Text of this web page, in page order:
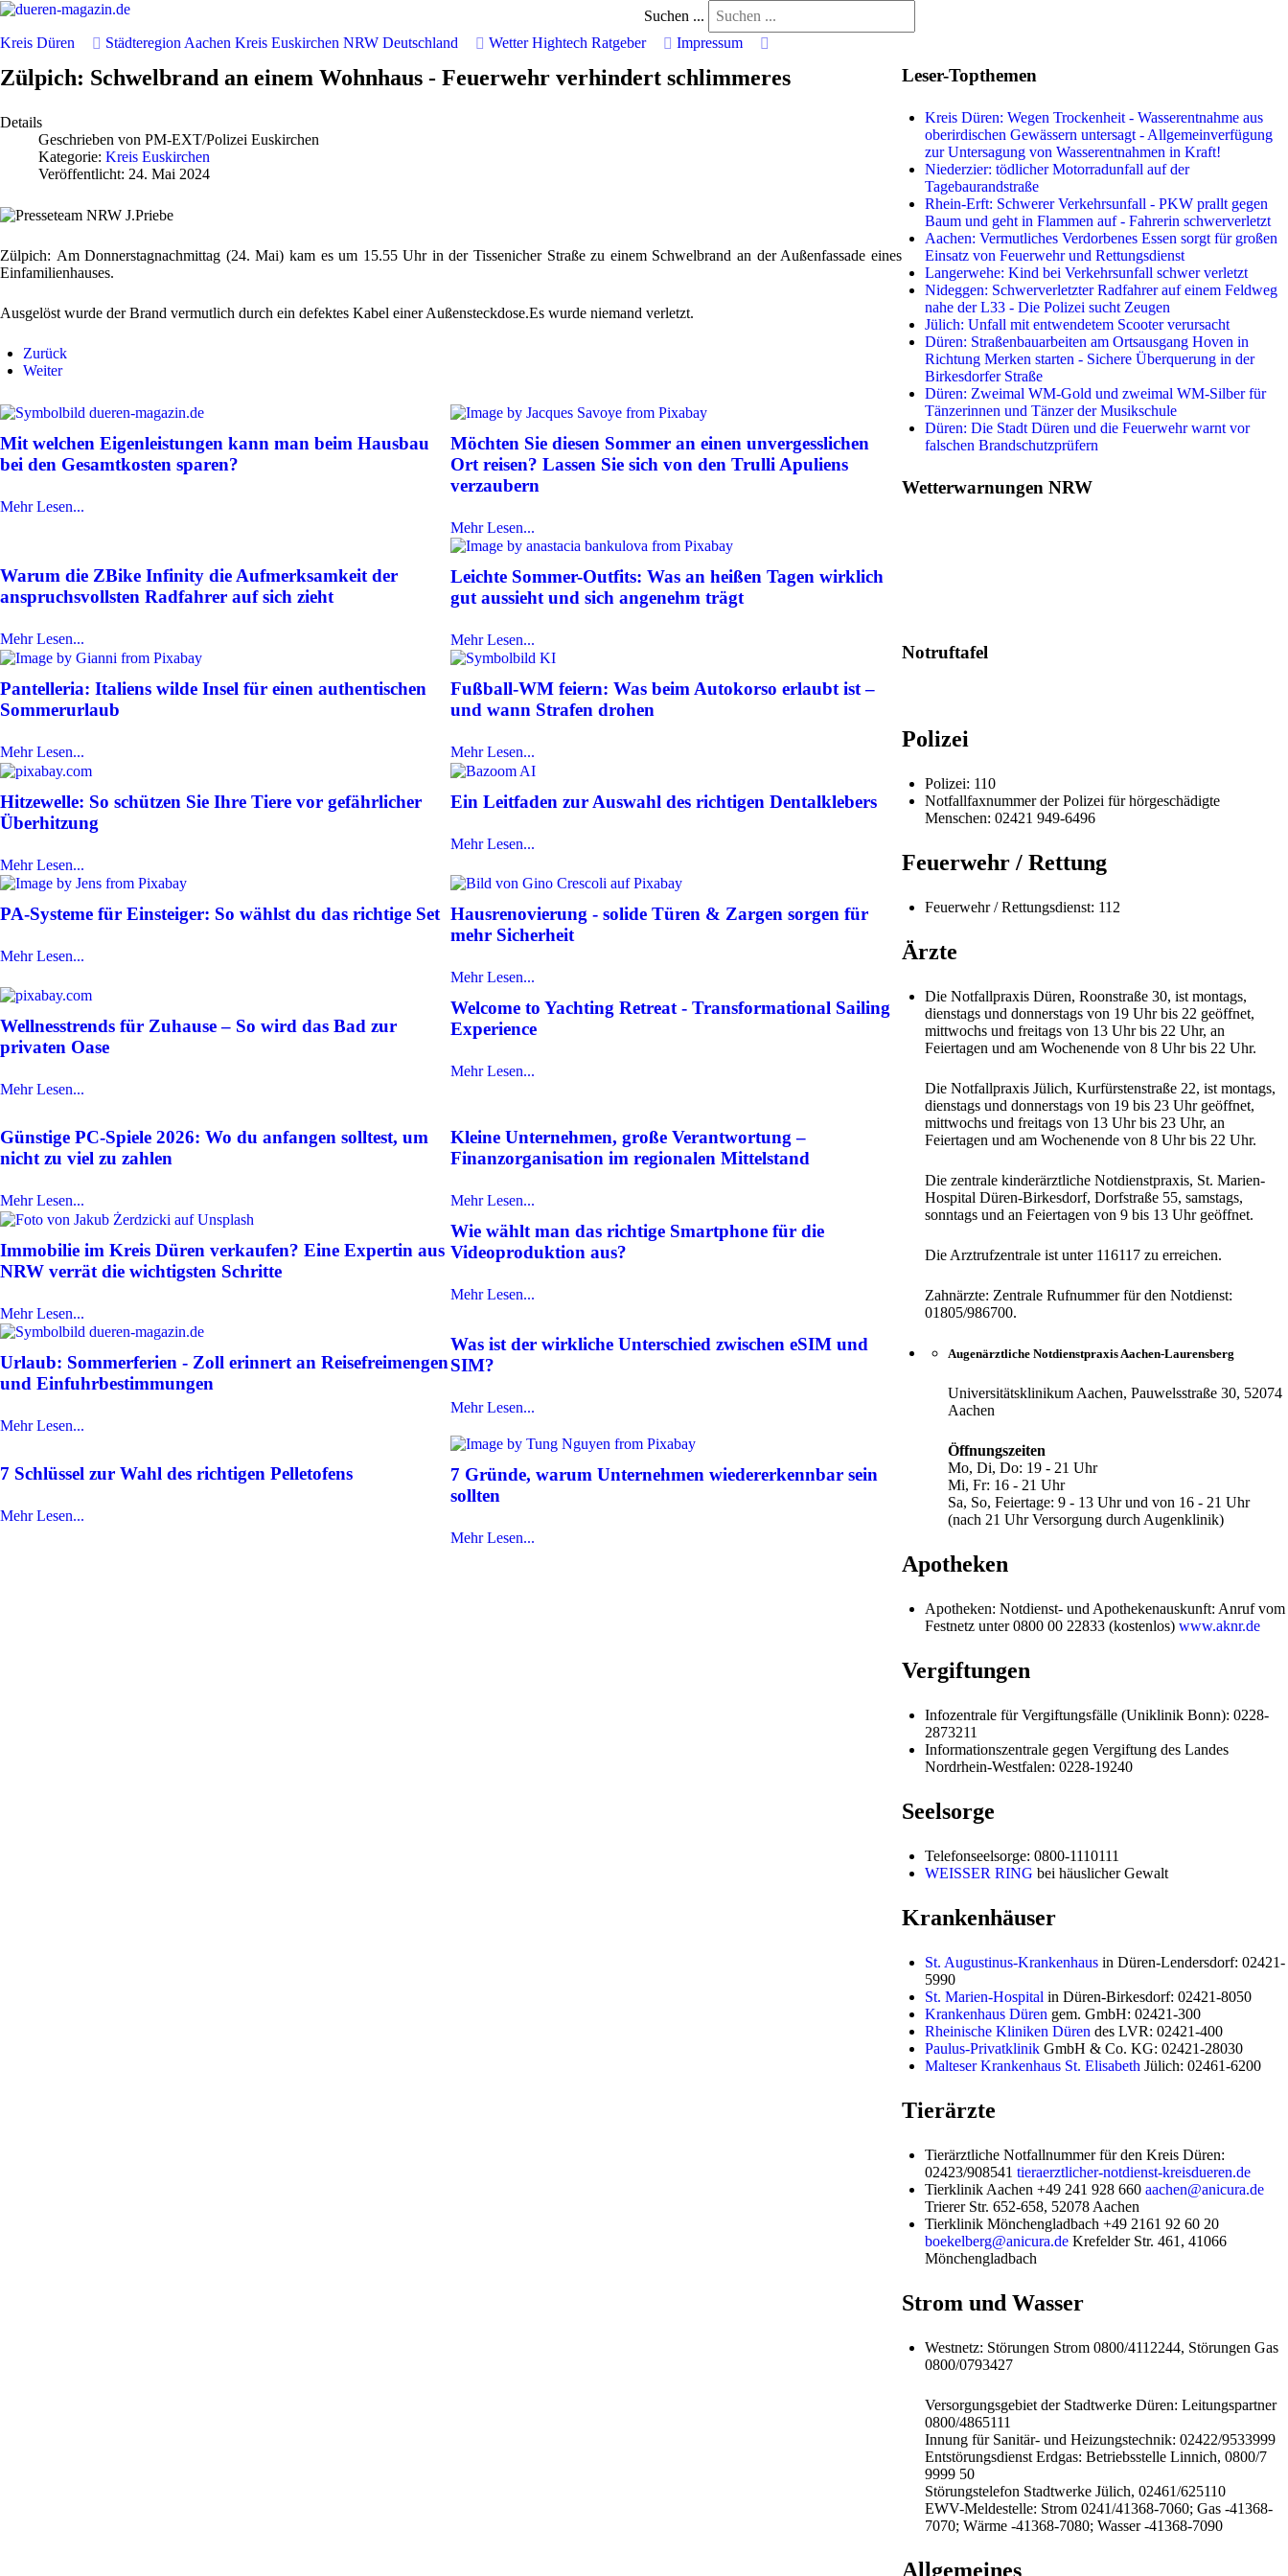
Suchen ...
Kreis Düren
Städteregion Aachen Kreis Euskirchen NRW Deutschland Wetter Hightech Ratgeber Impressum
Zülpich: Schwelbrand an einem Wohnhaus - Feuerwehr verhindert schlimmeres
Details
Geschrieben von PM-EXT/Polizei Euskirchen
Kategorie: Kreis Euskirchen
Veröffentlicht: 24. Mai 2024
Zülpich: Am Donnerstagnachmittag (24. Mai) kam es um 15.55 Uhr in der Tissenicher Straße zu einem Schwelbrand an der Außenfassade eines
Einfamilienhauses.
Ausgelöst wurde der Brand vermutlich durch ein defektes Kabel einer Außensteckdose.Es wurde niemand verletzt.
Zurück
Weiter
Mit welchen Eigenleistungen kann man beim Hausbau
bei den Gesamtkosten sparen?
Mehr Lesen...
Möchten Sie diesen Sommer an einen unvergesslichen
Ort reisen? Lassen Sie sich von den Trulli Apuliens
verzaubern
Mehr Lesen...
Warum die ZBike Infinity die Aufmerksamkeit der
anspruchsvollsten Radfahrer auf sich zieht
Mehr Lesen...
Leichte Sommer-Outfits: Was an heißen Tagen wirklich
gut aussieht und sich angenehm trägt
Mehr Lesen...
Pantelleria: Italiens wilde Insel für einen authentischen
Sommerurlaub
Mehr Lesen...
Fußball-WM feiern: Was beim Autokorso erlaubt ist –
und wann Strafen drohen
Mehr Lesen...
Hitzewelle: So schützen Sie Ihre Tiere vor gefährlicher
Überhitzung
Mehr Lesen...
Ein Leitfaden zur Auswahl des richtigen Dentalklebers
Mehr Lesen...
PA-Systeme für Einsteiger: So wählst du das richtige Set
Mehr Lesen...
Hausrenovierung - solide Türen & Zargen sorgen für
mehr Sicherheit
Mehr Lesen...
Wellnesstrends für Zuhause – So wird das Bad zur
privaten Oase
Mehr Lesen...
Welcome to Yachting Retreat - Transformational Sailing
Experience
Mehr Lesen...
Günstige PC-Spiele 2026: Wo du anfangen solltest, um
nicht zu viel zu zahlen
Mehr Lesen...
Kleine Unternehmen, große Verantwortung –
Finanzorganisation im regionalen Mittelstand
Mehr Lesen...
Immobilie im Kreis Düren verkaufen? Eine Expertin aus
NRW verrät die wichtigsten Schritte
Mehr Lesen...
Wie wählt man das richtige Smartphone für die
Videoproduktion aus?
Mehr Lesen...
Urlaub: Sommerferien - Zoll erinnert an Reisefreimengen
und Einfuhrbestimmungen
Mehr Lesen...
Was ist der wirkliche Unterschied zwischen eSIM und
SIM?
Mehr Lesen...
7 Schlüssel zur Wahl des richtigen Pelletofens
Mehr Lesen...
7 Gründe, warum Unternehmen wiedererkennbar sein
sollten
Mehr Lesen...
Leser-Topthemen
Kreis Düren: Wegen Trockenheit - Wasserentnahme aus
oberirdischen Gewässern untersagt - Allgemeinverfügung
zur Untersagung von Wasserentnahmen in Kraft!
Niederzier: tödlicher Motorradunfall auf der
Tagebaurandstraße
Rhein-Erft: Schwerer Verkehrsunfall - PKW prallt gegen
Baum und geht in Flammen auf - Fahrerin schwerverletzt
Aachen: Vermutliches Verdorbenes Essen sorgt für großen
Einsatz von Feuerwehr und Rettungsdienst
Langerwehe: Kind bei Verkehrsunfall schwer verletzt
Nideggen: Schwerverletzter Radfahrer auf einem Feldweg
nahe der L33 - Die Polizei sucht Zeugen
Jülich: Unfall mit entwendetem Scooter verursacht
Düren: Straßenbauarbeiten am Ortsausgang Hoven in
Richtung Merken starten - Sichere Überquerung in der
Birkesdorfer Straße
Düren: Zweimal WM-Gold und zweimal WM-Silber für
Tänzerinnen und Tänzer der Musikschule
Düren: Die Stadt Düren und die Feuerwehr warnt vor
falschen Brandschutzprüfern
Wetterwarnungen NRW
Notruftafel
Polizei
Polizei: 110
Notfallfaxnummer der Polizei für hörgeschädigte
Menschen: 02421 949-6496
Feuerwehr / Rettung
Feuerwehr / Rettungsdienst: 112
Ärzte
Die Notfallpraxis Düren, Roonstraße 30, ist montags,
dienstags und donnerstags von 19 Uhr bis 22 geöffnet,
mittwochs und freitags von 13 Uhr bis 22 Uhr, an
Feiertagen und am Wochenende von 8 Uhr bis 22 Uhr.
Die Notfallpraxis Jülich, Kurfürstenstraße 22, ist montags,
dienstags und donnerstags von 19 bis 23 Uhr geöffnet,
mittwochs und freitags von 13 Uhr bis 23 Uhr, an
Feiertagen und am Wochenende von 8 Uhr bis 22 Uhr.
Die zentrale kinderärztliche Notdienstpraxis, St. Marien-
Hospital Düren-Birkesdorf, Dorfstraße 55, samstags,
sonntags und an Feiertagen von 9 bis 13 Uhr geöffnet.
Die Arztrufzentrale ist unter 116117 zu erreichen.
Zahnärzte: Zentrale Rufnummer für den Notdienst:
01805/986700.
Augenärztliche Notdienstpraxis Aachen-Laurensberg
Universitätsklinikum Aachen, Pauwelsstraße 30, 52074
Aachen
Öffnungszeiten
Mo, Di, Do: 19 - 21 Uhr
Mi, Fr: 16 - 21 Uhr
Sa, So, Feiertage: 9 - 13 Uhr und von 16 - 21 Uhr
(nach 21 Uhr Versorgung durch Augenklinik)
Apotheken
Apotheken: Notdienst- und Apothekenauskunft: Anruf vom
Festnetz unter 0800 00 22833 (kostenlos) www.aknr.de
Vergiftungen
Infozentrale für Vergiftungsfälle (Uniklinik Bonn): 0228-
2873211
Informationszentrale gegen Vergiftung des Landes
Nordrhein-Westfalen: 0228-19240
Seelsorge
Telefonseelsorge: 0800-1110111
WEISSER RING bei häuslicher Gewalt
Krankenhäuser
St. Augustinus-Krankenhausin Düren-Lendersdorf: 02421-
5990
St. Marien-Hospital in Düren-Birkesdorf: 02421-8050
Krankenhaus Düren gem. GmbH: 02421-300
Rheinische Kliniken Düren des LVR: 02421-400
Paulus-PrivatklinikGmbH & Co. KG: 02421-28030
Malteser Krankenhaus St. Elisabeth Jülich: 02461-6200
Tierärzte
Tierärztliche Notfallnummer für den Kreis Düren:
02423/908541 tieraerztlicher-notdienst-kreisdueren.de
Tierklinik Aachen +49 241 928 660 aachen@anicura.de
Trierer Str. 652-658, 52078 Aachen
Tierklinik Mönchengladbach +49 2161 92 60 20
boekelberg@anicura.deKrefelder Str. 461, 41066
Mönchengladbach
Strom und Wasser
Westnetz: Störungen Strom 0800/4112244, Störungen Gas
0800/0793427
Versorgungsgebiet der Stadtwerke Düren: Leitungspartner
0800/4865111
Innung für Sanitär- und Heizungstechnik: 02422/9533999
Entstörungsdienst Erdgas: Betriebsstelle Linnich, 0800/7
9999 50
Störungstelefon Stadtwerke Jülich, 02461/625110
EWV-Meldestelle: Strom 0241/41368-7060; Gas -41368-
7070; Wärme -41368-7080; Wasser -41368-7090
Allgemeines